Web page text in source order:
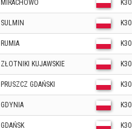
MIRACHOWO K30
SULMIN K30
RUMIA K30
ZŁOTNIKI KUJAWSKIE K30
PRUSZCZ GDAŃSKI K30
GDYNIA K30
GDAŃSK K30